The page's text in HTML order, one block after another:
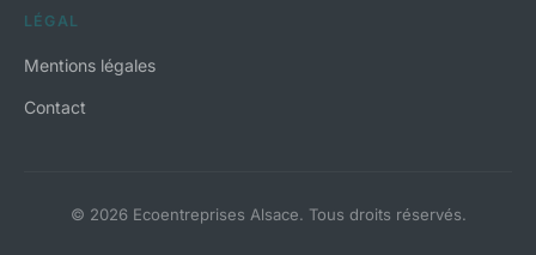
LÉGAL
Mentions légales
Contact
© 2026 Ecoentreprises Alsace. Tous droits réservés.